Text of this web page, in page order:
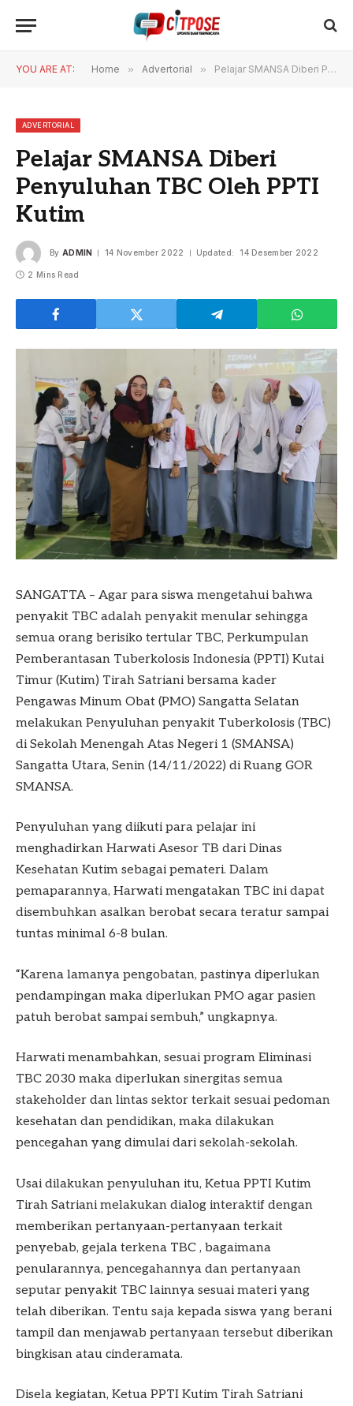
YOU ARE AT: Home » Advertorial » Pelajar SMANSA Diberi Penyuluhan TBC Oleh PPTI Kutim
ADVERTORIAL
Pelajar SMANSA Diberi
Penyuluhan TBC Oleh PPTI
Kutim
By ADMIN 14 November 2022 Updated: 14 Desember 2022
2 Mins Read
SANGATTA – Agar para siswa mengetahui bahwa
penyakit TBC adalah penyakit menular sehingga
semua orang berisiko tertular TBC, Perkumpulan
Pemberantasan Tuberkolosis Indonesia (PPTI) Kutai
Timur (Kutim) Tirah Satriani bersama kader
Pengawas Minum Obat (PMO) Sangatta Selatan
melakukan Penyuluhan penyakit Tuberkolosis (TBC)
di Sekolah Menengah Atas Negeri 1 (SMANSA)
Sangatta Utara, Senin (14/11/2022) di Ruang GOR
SMANSA.
Penyuluhan yang diikuti para pelajar ini
menghadirkan Harwati Asesor TB dari Dinas
Kesehatan Kutim sebagai pemateri. Dalam
pemaparannya, Harwati mengatakan TBC ini dapat
disembuhkan asalkan berobat secara teratur sampai
tuntas minimal 6-8 bulan.
“Karena lamanya pengobatan, pastinya diperlukan
pendampingan maka diperlukan PMO agar pasien
patuh berobat sampai sembuh,” ungkapnya.
Harwati menambahkan, sesuai program Eliminasi
TBC 2030 maka diperlukan sinergitas semua
stakeholder dan lintas sektor terkait sesuai pedoman
kesehatan dan pendidikan, maka dilakukan
pencegahan yang dimulai dari sekolah-sekolah.
Usai dilakukan penyuluhan itu, Ketua PPTI Kutim
Tirah Satriani melakukan dialog interaktif dengan
memberikan pertanyaan-pertanyaan terkait
penyebab, gejala terkena TBC , bagaimana
penularannya, pencegahannya dan pertanyaan
seputar penyakit TBC lainnya sesuai materi yang
telah diberikan. Tentu saja kepada siswa yang berani
tampil dan menjawab pertanyaan tersebut diberikan
bingkisan atau cinderamata.
Disela kegiatan, Ketua PPTI Kutim Tirah Satriani